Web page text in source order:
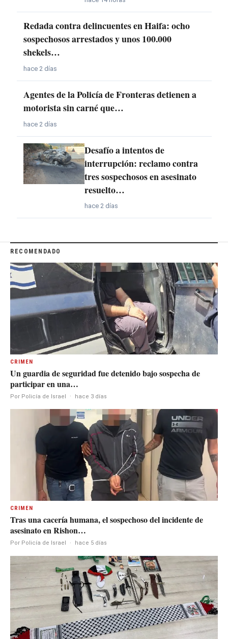
Redada contra delincuentes en Haifa: ocho
sospechosos arrestados y unos 100.000
shekels…
hace 2 días
Agentes de la Policía de Fronteras detienen a
motorista sin carné que…
hace 2 días
Desafío a intentos de
interrupción: reclamo contra
tres sospechosos en asesinato
resuelto…
hace 2 días
RECOMENDADO
CRIMEN
Un guardia de seguridad fue detenido bajo sospecha de
participar en una…
Por Policía de Israel · hace 3 días
CRIMEN
Tras una cacería humana, el sospechoso del incidente de
asesinato en Rishon…
Por Policía de Israel · hace 5 días